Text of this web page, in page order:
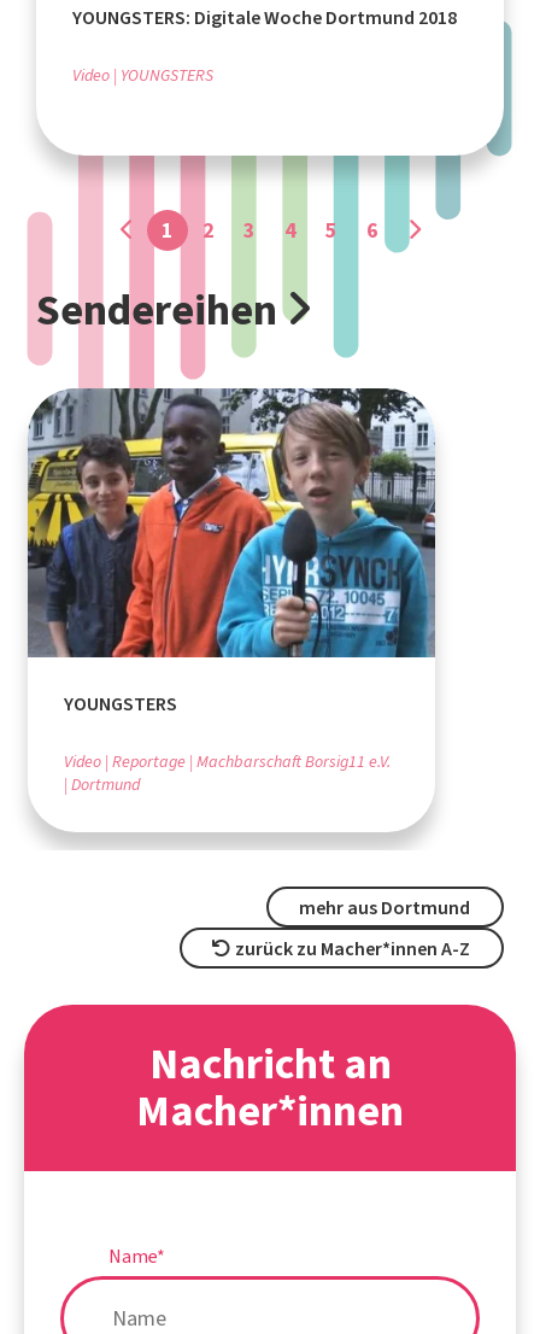
YOUNGSTERS: Digitale Woche Dortmund 2018
Video YOUNGSTERS
1 2 3 4 5 6
Sendereihen
YOUNGSTERS
Video Reportage Machbarschaft Borsig11 e.V.
Dortmund
mehr aus Dortmund
zurück zu Macher*innen A-Z
Nachricht an
Macher*innen
Name*